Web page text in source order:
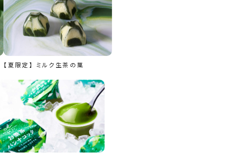
【夏限定】 ミルク生茶の菓